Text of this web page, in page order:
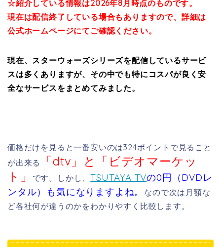
☆紹介している情報は2026年8月 時点のものです。
現在は配信終了している場合も ありますので、詳細は
公式ホームページにてご確認ください。
現在、スターウォーズシリーズを配信しているサービ
スは多くありますが、その中でも特にコスパが良く安
全なサービスをまとめてみました。
価格だけを見ると一番安いのは324ポイントで見ること
が出来る
「dtv」と「ビデオマーケッ
ト」
です。しかし、TSUTAYA TVの0円（DVDレ
ンタル）も気になりますよね。
なので次は月額な
ど各社何が違うのかをわかりやすく比較します。